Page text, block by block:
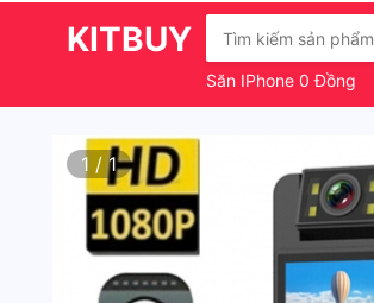
KITBUY
Săn IPhone 0 Đồng
1 / 1